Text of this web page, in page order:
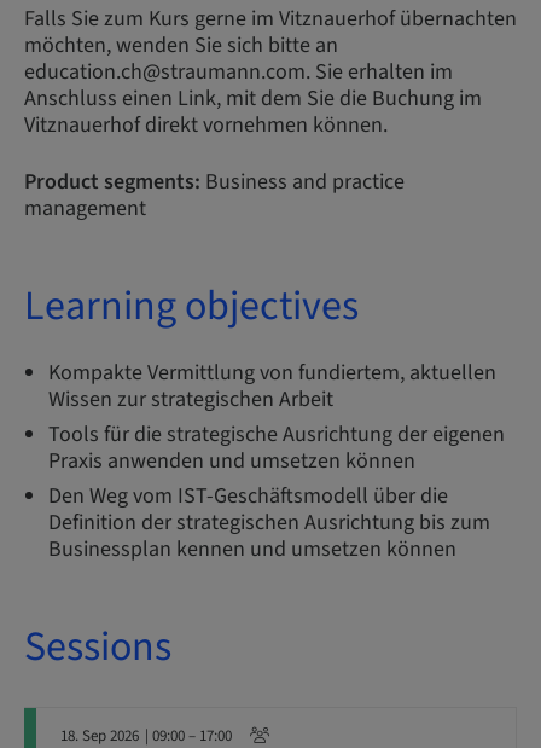
Falls Sie zum Kurs gerne im Vitznauerhof übernachten
möchten, wenden Sie sich bitte an
education.ch@straumann.com. Sie erhalten im
Anschluss einen Link, mit dem Sie die Buchung im
Vitznauerhof direkt vornehmen können.
Product segments: Business and practice
management
Learning objectives
Kompakte Vermittlung von fundiertem, aktuellen
Wissen zur strategischen Arbeit
Tools für die strategische Ausrichtung der eigenen
Praxis anwenden und umsetzen können
Den Weg vom IST-Geschäftsmodell über die
Definition der strategischen Ausrichtung bis zum
Businessplan kennen und umsetzen können
Sessions
18. Sep 2026 | 09:00 – 17:00